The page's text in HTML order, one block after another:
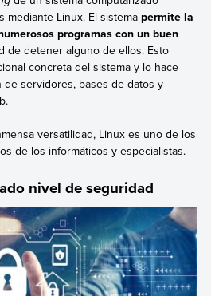
mediante Linux. El sistema permite la
programas con un buen
de detener alguno de ellos. Esto
concreta del sistema y lo hace
de servidores, bases de datos y
versatilidad, Linux es uno de los
de los informáticos y especialistas.
nivel de seguridad